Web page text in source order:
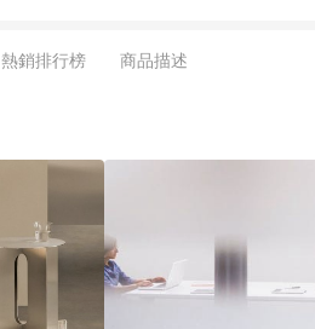
熱銷排行榜 商品描述